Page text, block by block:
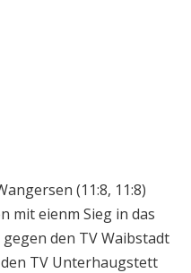
(11:8, 11:8)
mit eienm Sieg in das
den TV Waibstadt
den TV Unterhaugstett